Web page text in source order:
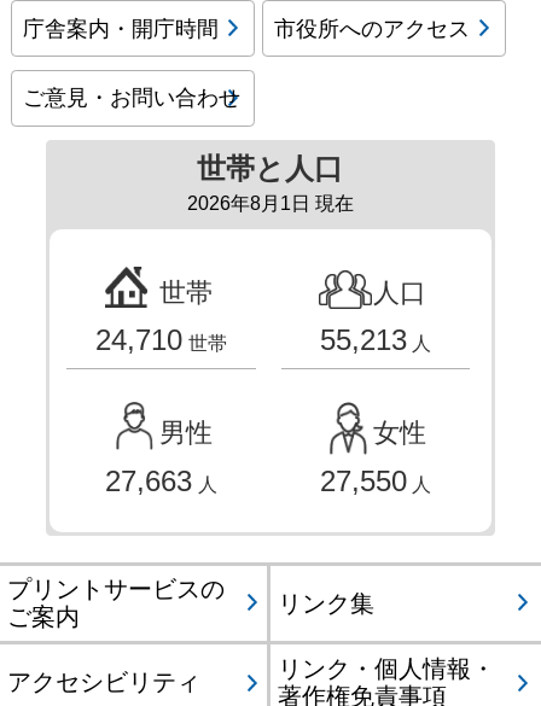
庁舎案内・開庁時間 市役所へのアクセス
ご意見・お問い合わせ
世帯と人口
2026年8月1日 現在
世帯
24,710 世帯
人口
55,213 人
男性
27,663 人
女性
27,550 人
プリントサービスの
ご案内
リンク集
アクセシビリティ
リンク・個人情報・
著作権免責事項